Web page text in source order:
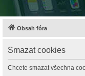
Obsah fóra
Smazat cookies
Chcete smazat všechna